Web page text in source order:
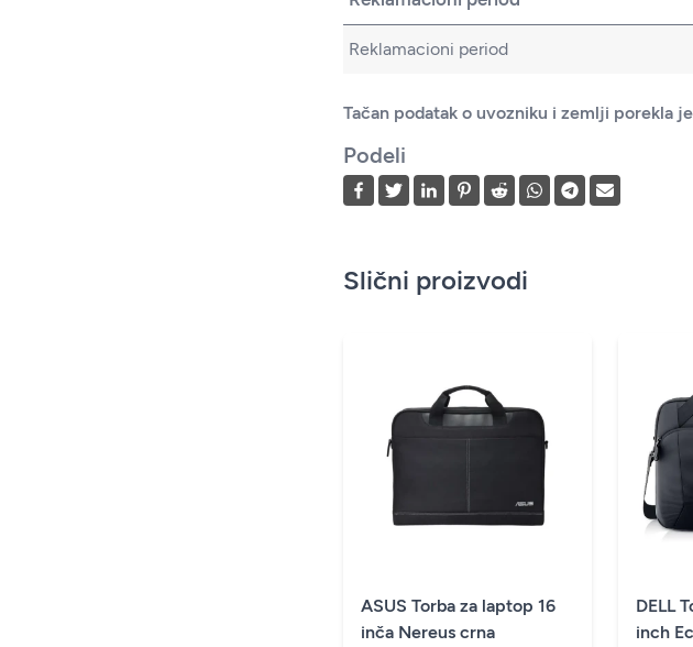
Reklamacioni period
Tačan podatak o uvozniku i zemlji porekla
Podeli
Slični proizvodi
ASUS Torba za laptop 16
inča Nereus crna
DELL
inch